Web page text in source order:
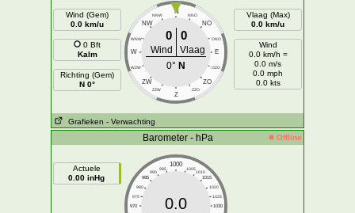
Wind (Gem)
0.0 km/u
0 Bft
Kalm
Richting (Gem)
N 0°
N
NNW NNO
NW NO
WNW ONO
W E
WZW OZO
ZW ZO
ZZW ZZO
Z
0 0
Wind
Vlaag
0° N
Vlaag (Max)
0.0 km/u
Wind
0.0 km/h =
0.0 m/s
0.0 mph
0.0 kts
Grafieken - Verwachting
Barometer - hPa Offline
Actuele
0.00 inHg
1000
995 1005
990
1010
985
1015
980
1020
975
1025
970
1030
0.0